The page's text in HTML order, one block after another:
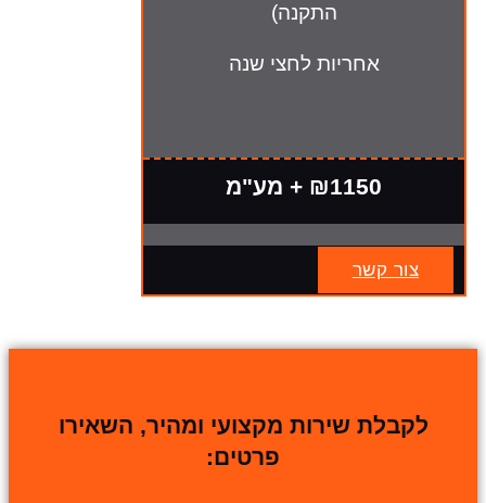
התקנה)
אחריות לחצי שנה
₪1150 + מע"מ
צור קשר
לקבלת שירות מקצועי ומהיר, השאירו
פרטים: